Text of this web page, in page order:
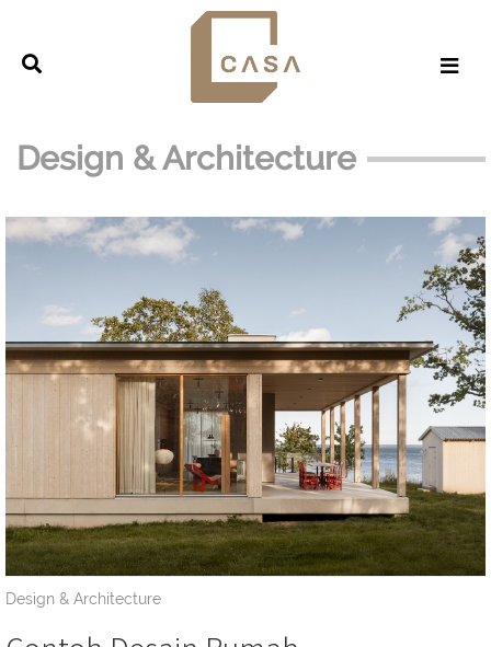
Design & Architecture
Design & Architecture